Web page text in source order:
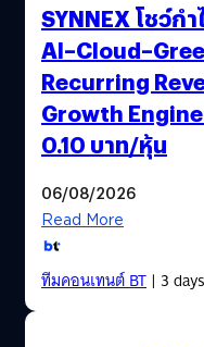
SYNNEX โชว์ก
Recurring
Growth
0.10 บาท/หุ้น
06/08/2026
Read More
ทีมคอนเทนต์ BT| 3